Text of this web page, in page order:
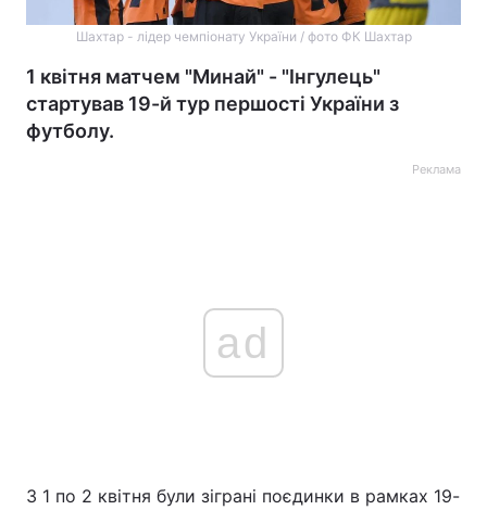
Головна Війна
Шахтар - лідер чемпіонату України / фото ФК Шахтар
1 квітня матчем "Минай" - "Інгулець"
стартував 19-й тур першості України з
футболу.
Реклама
ad
З 1 по 2 квітня були зіграні поєдинки в рамках 19-